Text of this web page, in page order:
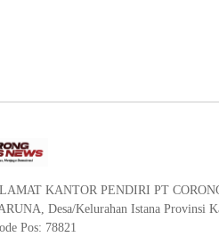
KANTOR PENDIRI PT
Desa/Kelurahan Istana Provinsi
Pos: 78821